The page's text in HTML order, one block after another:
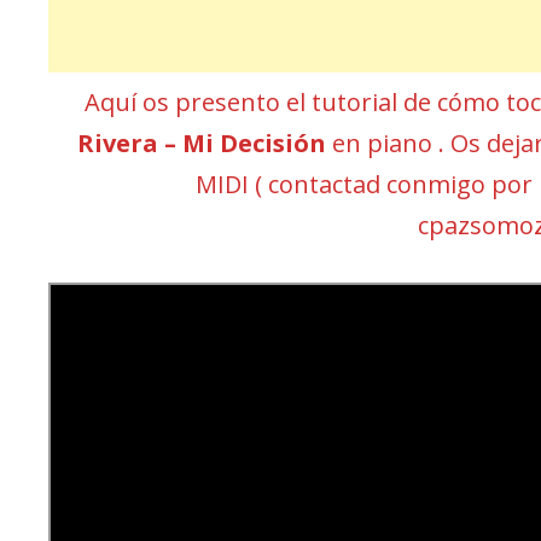
Aquí os presento el tutorial de cómo
Rivera – Mi Decisión en piano . Os
MIDI ( contactad conmigo